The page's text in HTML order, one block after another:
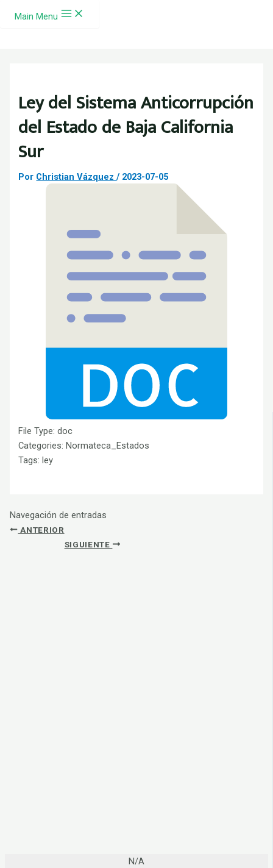
Ir al contenido
Main Menu
Ley del Sistema Anticorrupción
del Estado de Baja California
Sur
Por Christian Vázquez/ 2023-07-05
File Type:doc
Categories:Normateca_Estados
Tags:ley
Navegación de entradas
ANTERIOR
SIGUIENTE
N/A